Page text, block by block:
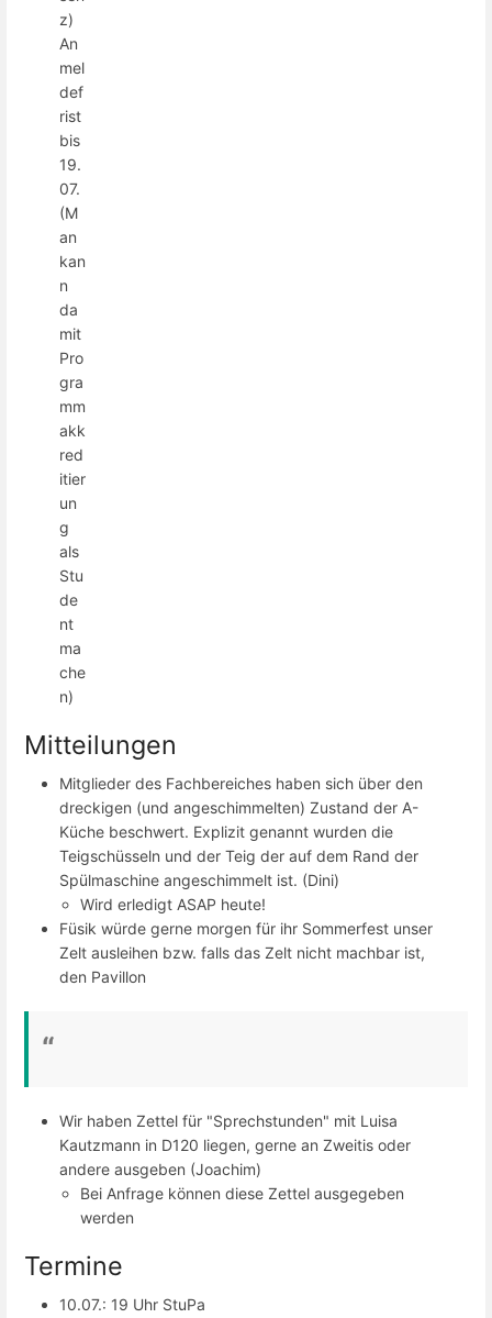
z)
An
mel
def
rist
bis
19.
07.
(M
an
kan
n
da
mit
Pro
gra
mm
akk
red
itier
un
g
als
Stu
de
nt
ma
che
n)
Mitteilungen
Mitglieder des Fachbereiches haben sich über den
dreckigen (und angeschimmelten) Zustand der A-
Küche beschwert. Explizit genannt wurden die
Teigschüsseln und der Teig der auf dem Rand der
Spülmaschine angeschimmelt ist. (Dini)
Wird erledigt ASAP heute!
Füsik würde gerne morgen für ihr Sommerfest unser
Zelt ausleihen bzw. falls das Zelt nicht machbar ist,
den Pavillon
Wir haben Zettel für "Sprechstunden" mit Luisa
Kautzmann in D120 liegen, gerne an Zweitis oder
andere ausgeben (Joachim)
Bei Anfrage können diese Zettel ausgegeben
werden
Termine
10.07.: 19 Uhr StuPa